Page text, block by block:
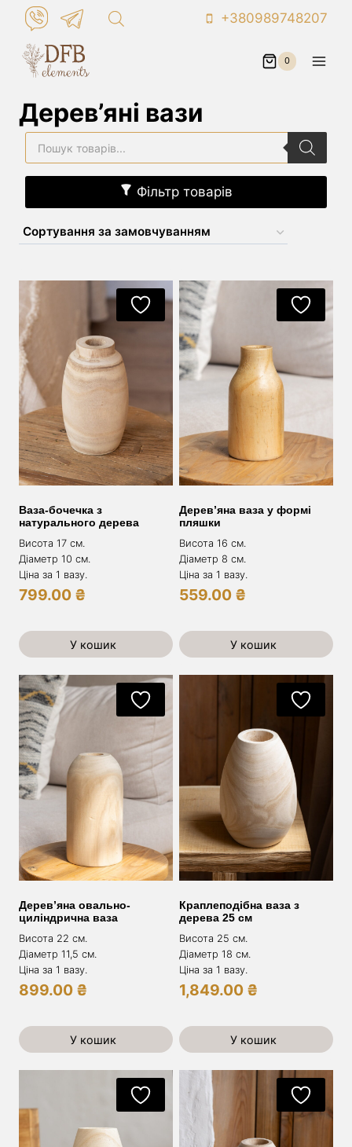
Skip
content
+380989748207
0
Дерев’яні вази
Пошук
товарів
Фільтр товарів
Ваза-бочечка з
натурального дерева
Висота 17 см.
Діаметр 10 см.
Ціна за 1 вазу.
799.00 ₴
У кошик
Дерев’яна ваза у формі
пляшки
Висота 16 см.
Діаметр 8 см.
Ціна за 1 вазу.
559.00 ₴
У кошик
Дерев’яна овально-
циліндрична ваза
Висота 22 см.
Діаметр 11,5 см.
Ціна за 1 вазу.
899.00 ₴
У кошик
Краплеподібна ваза з
дерева 25 см
Висота 25 см.
Діаметр 18 см.
Ціна за 1 вазу.
1,849.00 ₴
У кошик